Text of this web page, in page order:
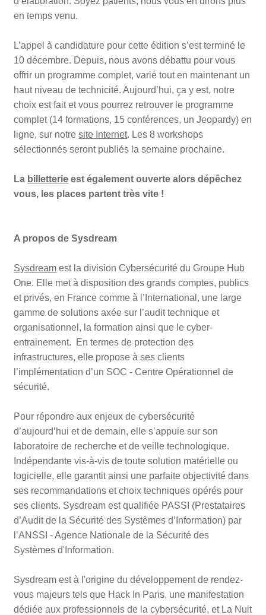
en temps venu.
L’appel à candidature pour cette édition s’est terminé le
10 décembre. Depuis, nous avons débattu pour vous
offrir un programme complet, varié tout en maintenant un
haut niveau de technicité. Aujourd’hui, ça y est, notre
choix est fait et vous pourrez retrouver le programme
complet (14 formations, 15 conférences, un Jeopardy) en
ligne, sur notresite Internet. Les 8 workshops
sélectionnés seront publiés la semaine prochaine.
La billetterie est également ouverte alors dépêchez
vous, les places partent très vite !
A propos de Sysdream
Sysdream est la division Cybersécurité du Groupe Hub
One. Elle met à disposition des grands comptes, publics
et privés, en France comme à l’International, une large
gamme de solutions axée sur l’audit technique et
organisationnel, la formation ainsi que le cyber-
entrainement. En termes de protection des
infrastructures, elle propose à ses clients
l’implémentation d’un SOC - Centre Opérationnel de
sécurité.
Pour répondre aux enjeux de cybersécurité
d’aujourd’hui et de demain, elle s’appuie sur son
laboratoire de recherche et de veille technologique.
Indépendante vis-à-vis de toute solution matérielle ou
logicielle, elle garantit ainsi une parfaite objectivité dans
ses recommandations et choix techniques opérés pour
ses clients. Sysdream est qualifiée PASSI (Prestataires
d’Audit de la Sécurité des Systèmes d’Information) par
l’ANSSI - Agence Nationale de la Sécurité des
Systèmes d'Information.
Sysdream est à l'origine du développement de rendez-
vous majeurs tels que Hack In Paris, une manifestation
dédiée aux professionnels de la cybersécurité, et La Nuit